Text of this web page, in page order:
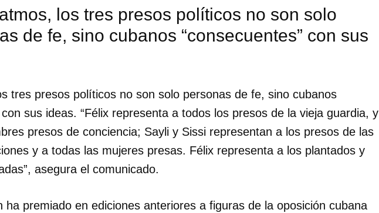
los tres presos políticos no son solo
de fe, sino cubanos “consecuentes” con sus
tres presos políticos no son solo personas de fe, sino cubanos
con sus ideas. “Félix representa a todos los presos de la vieja guardia, y
presos de conciencia; Sayli y Sissi representan a los presos de las
y a todas las mujeres presas. Félix representa a los plantados y
asegura el comunicado.
ha premiado en ediciones anteriores a figuras de la oposición cubana